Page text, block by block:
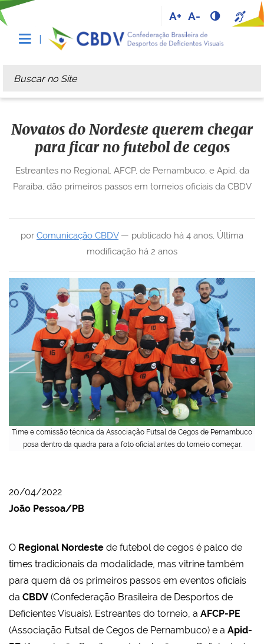
A+ A-
Busca
Busca Avançada…
Time e comissão técnica da Associação Futsal de Cegos de Pernambuco
posa dentro da quadra para a foto oficial antes do torneio começar.
Novatos do Nordeste querem chegar
para ficar no futebol de cegos
por Comunicação CBDV— publicado há 4 anos, Última
modificação há 2 anos
Estreantes no Regional. AFCP, de Pernambuco, e Apid, da
Paraíba, dão primeiros passos em torneios oficiais da CBDV
20/04/2022
João Pessoa/PB
O Regional Nordeste de futebol de cegos é palco de
times tradicionais da modalidade, mas vitrine também
para quem dá os primeiros passos em eventos oficiais
da CBDV (Confederação Brasileira de Desportos de
Deficientes Visuais). Estreantes do torneio, a AFCP-PE
(Associação Futsal de Cegos de Pernambuco) e a Apid-